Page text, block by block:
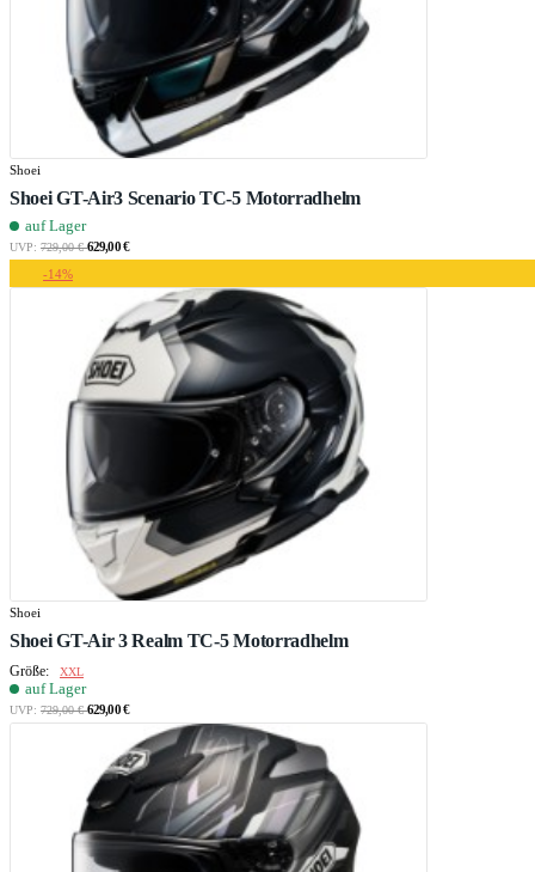
Shoei
Shoei GT-Air3 Scenario TC-5 Motorradhelm
auf Lager
UVP: 729,00 € 629,00 €
-14%
Shoei
Shoei GT-Air 3 Realm TC-5 Motorradhelm
Größe: XXL
auf Lager
UVP: 729,00 € 629,00 €